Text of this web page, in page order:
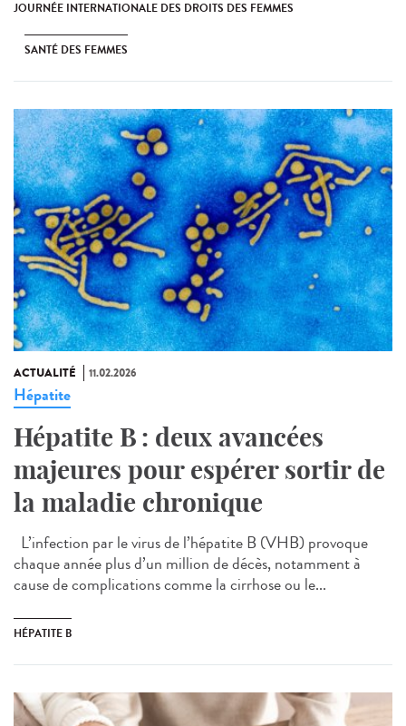
JOURNÉE INTERNATIONALE DES DROITS DES FEMMES
SANTÉ DES FEMMES
ACTUALITÉ 11.02.2026
Hépatite
Hépatite B : deux avancées
majeures pour espérer sortir de
la maladie chronique
L’infection par le virus de l’hépatite B (VHB) provoque
chaque année plus d’un million de décès, notamment à
cause de complications comme la cirrhose ou le...
HÉPATITE B